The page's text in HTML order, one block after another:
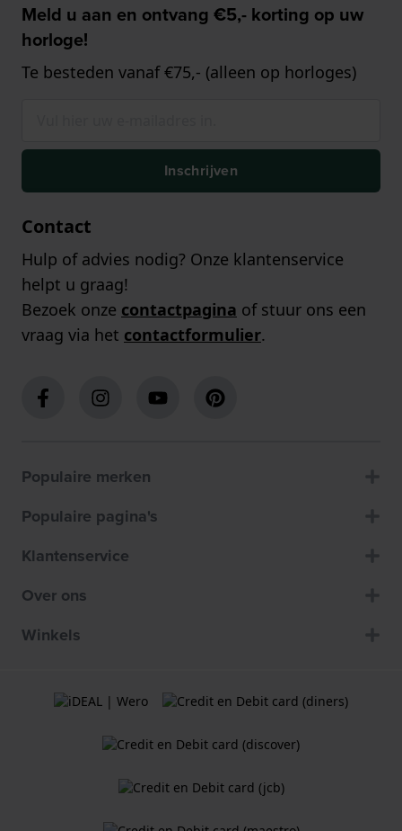
Meld u aan en ontvang €5,- korting op uw
horloge!
Te besteden vanaf €75,- (alleen op horloges)
Inschrijven
Contact
Hulp of advies nodig? Onze klantenservice
helpt u graag!
Bezoek onze contactpagina of stuur ons een
vraag via het contactformulier.
Populaire merken
Populaire pagina's
Klantenservice
Over ons
Winkels